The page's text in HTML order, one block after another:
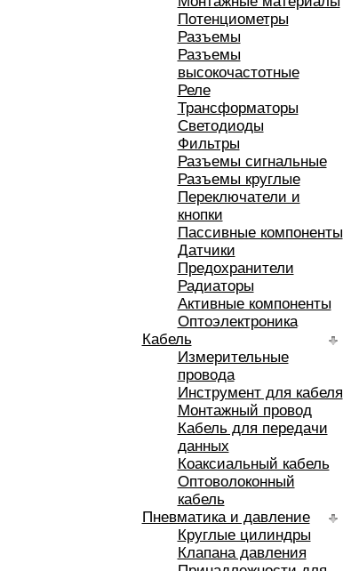
Потенциометры
Разъемы
Разъемы
высокочастотные
Реле
Трансформаторы
Светодиоды
Фильтры
Разъемы сигнальные
Разъемы круглые
Переключатели и
кнопки
Пассивные компоненты
Датчики
Предохранители
Радиаторы
Активные компоненты
Оптоэлектроника
Кабель
Измерительные
провода
Инструмент для кабеля
Монтажный провод
Кабель для передачи
данных
Коаксиальный кабель
Оптоволоконный
кабель
Пневматика и давление
Круглые цилиндры
Клапана давления